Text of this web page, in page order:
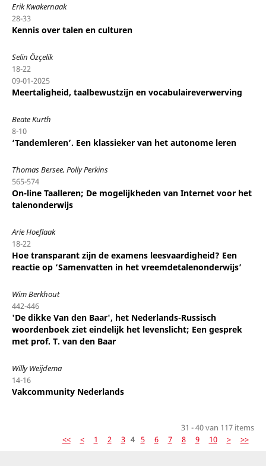
Erik Kwakernaak
28-33
Kennis over talen en culturen
Selin Özçelik
18-22
09-01-2025
Meertaligheid, taalbewustzijn en vocabulaireverwerving
Beate Kurth
8-10
‘Tandemleren’. Een klassieker van het autonome leren
Thomas Bersee, Polly Perkins
565-574
On-line Taalleren; De mogelijkheden van Internet voor het
talenonderwijs
Arie Hoeflaak
18-22
Hoe transparant zijn de examens leesvaardigheid? Een
reactie op ‘Samenvatten in het vreemdetalenonderwijs’
Wim Berkhout
442-446
'De dikke Van den Baar', het Nederlands-Russisch
woordenboek ziet eindelijk het levenslicht; Een gesprek
met prof. T. van den Baar
Willy Weijdema
14-16
Vakcommunity Nederlands
31 - 40 van 117 items
<<
< 1 2 3 4 5 6 7 8 9 10 > >>